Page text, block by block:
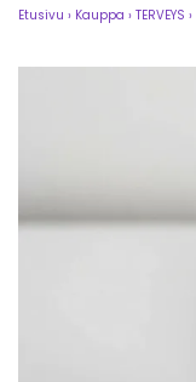
Etusivu › Kauppa › TERVEYS ›